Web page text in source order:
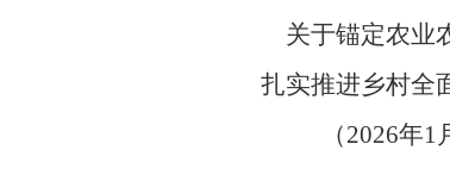
关于锚定农业
扎实推进乡村全
（2026年1